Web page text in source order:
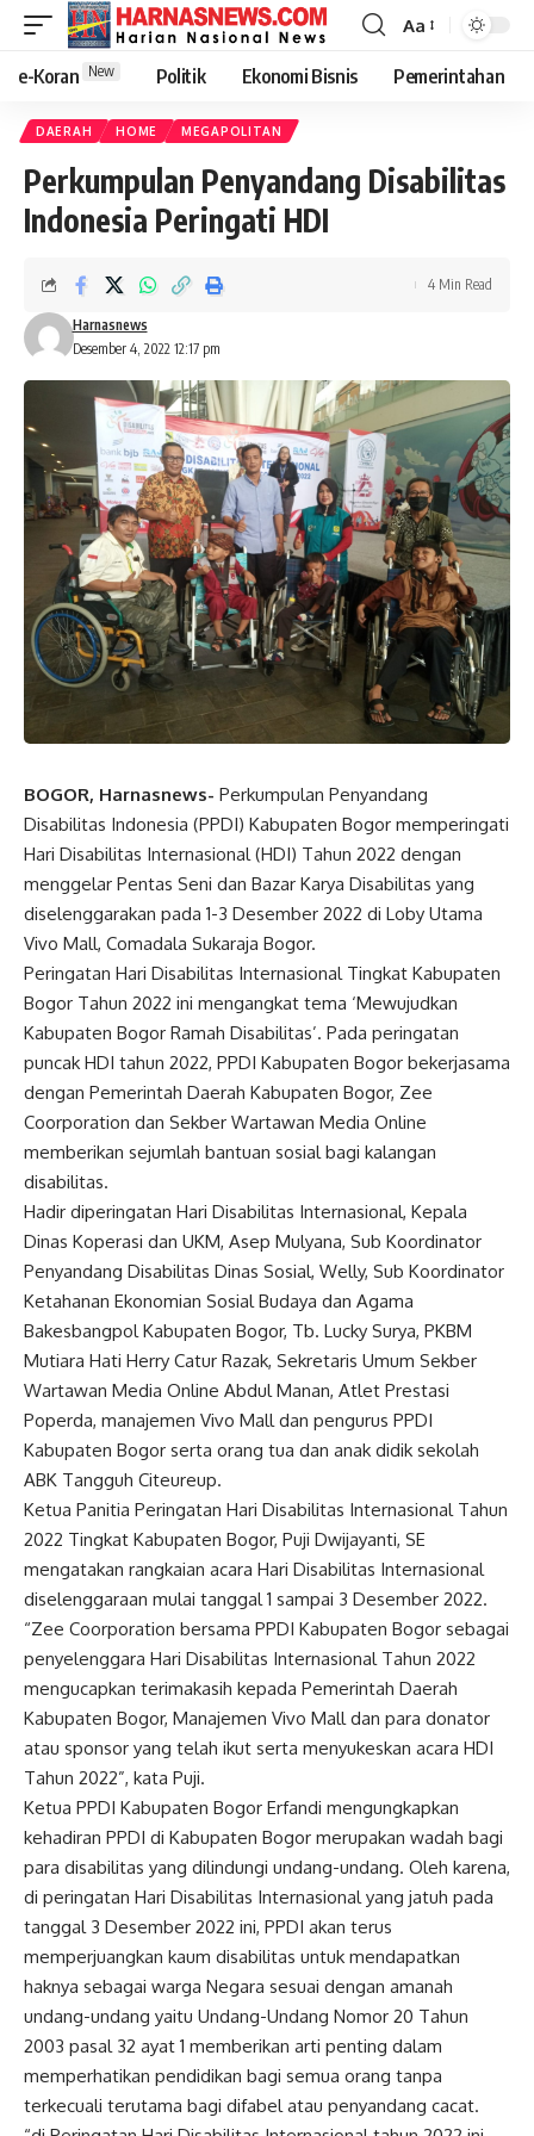
Aa
e-Koran New Politik Ekonomi Bisnis Pemerintahan
DAERAH HOME MEGAPOLITAN
Perkumpulan Penyandang Disabilitas
Indonesia Peringati HDI
Desember 4, 2022 12:17 pm
Harnasnews
4 Min Read
BOGOR, Harnasnews- Perkumpulan Penyandang
Disabilitas Indonesia (PPDI) Kabupaten Bogor memperingati
Hari Disabilitas Internasional (HDI) Tahun 2022 dengan
menggelar Pentas Seni dan Bazar Karya Disabilitas yang
diselenggarakan pada 1-3 Desember 2022 di Loby Utama
Vivo Mall, Comadala Sukaraja Bogor.
Peringatan Hari Disabilitas Internasional Tingkat Kabupaten
Bogor Tahun 2022 ini mengangkat tema ‘Mewujudkan
Kabupaten Bogor Ramah Disabilitas’. Pada peringatan
puncak HDI tahun 2022, PPDI Kabupaten Bogor bekerjasama
dengan Pemerintah Daerah Kabupaten Bogor, Zee
Coorporation dan Sekber Wartawan Media Online
memberikan sejumlah bantuan sosial bagi kalangan
disabilitas.
Hadir diperingatan Hari Disabilitas Internasional, Kepala
Dinas Koperasi dan UKM, Asep Mulyana, Sub Koordinator
Penyandang Disabilitas Dinas Sosial, Welly, Sub Koordinator
Ketahanan Ekonomian Sosial Budaya dan Agama
Bakesbangpol Kabupaten Bogor, Tb. Lucky Surya, PKBM
Mutiara Hati Herry Catur Razak, Sekretaris Umum Sekber
Wartawan Media Online Abdul Manan, Atlet Prestasi
Poperda, manajemen Vivo Mall dan pengurus PPDI
Kabupaten Bogor serta orang tua dan anak didik sekolah
ABK Tangguh Citeureup.
Ketua Panitia Peringatan Hari Disabilitas Internasional Tahun
2022 Tingkat Kabupaten Bogor, Puji Dwijayanti, SE
mengatakan rangkaian acara Hari Disabilitas Internasional
diselenggaraan mulai tanggal 1 sampai 3 Desember 2022.
“Zee Coorporation bersama PPDI Kabupaten Bogor sebagai
penyelenggara Hari Disabilitas Internasional Tahun 2022
mengucapkan terimakasih kepada Pemerintah Daerah
Kabupaten Bogor, Manajemen Vivo Mall dan para donator
atau sponsor yang telah ikut serta menyukeskan acara HDI
Tahun 2022”, kata Puji.
Ketua PPDI Kabupaten Bogor Erfandi mengungkapkan
kehadiran PPDI di Kabupaten Bogor merupakan wadah bagi
para disabilitas yang dilindungi undang-undang. Oleh karena,
di peringatan Hari Disabilitas Internasional yang jatuh pada
tanggal 3 Desember 2022 ini, PPDI akan terus
memperjuangkan kaum disabilitas untuk mendapatkan
haknya sebagai warga Negara sesuai dengan amanah
undang-undang yaitu Undang-Undang Nomor 20 Tahun
2003 pasal 32 ayat 1 memberikan arti penting dalam
memperhatikan pendidikan bagi semua orang tanpa
terkecuali terutama bagi difabel atau penyandang cacat.